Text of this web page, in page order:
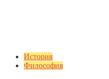
История
Философия